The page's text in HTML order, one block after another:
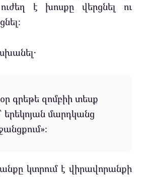
է խոսքը վերցնել ու
գրեթե զոմբիի տեսք
երեկոյան մարդկանց
կտրում է վիրավորանքի